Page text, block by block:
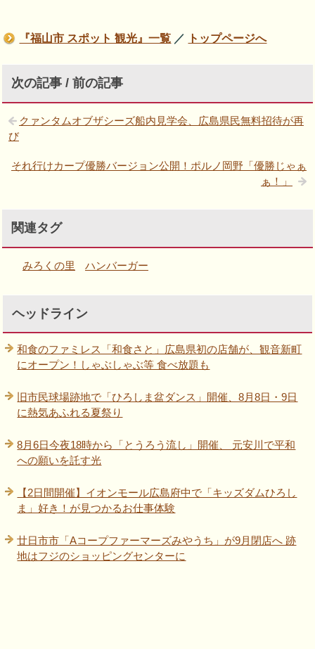
『福山市 スポット 観光』一覧 ／ トップページへ
次の記事 / 前の記事
クァンタムオブザシーズ船内見学会、広島県民無料招待が再
び
それ行けカープ優勝バージョン公開！ポルノ岡野「優勝じゃぁ
ぁ！」
関連タグ
みろくの里 ハンバーガー
ヘッドライン
和食のファミレス「和食さと」広島県初の店舗が、観音新町
にオープン！しゃぶしゃぶ等 食べ放題も
旧市民球場跡地で「ひろしま盆ダンス」開催、8月8日・9日
に熱気あふれる夏祭り
8月6日今夜18時から「とうろう流し」開催、 元安川で平和
への願いを託す光
【2日間開催】イオンモール広島府中で「キッズダムひろし
ま」好き！が見つかるお仕事体験
廿日市市「Aコープファーマーズみやうち」が9月閉店へ 跡
地はフジのショッピングセンターに